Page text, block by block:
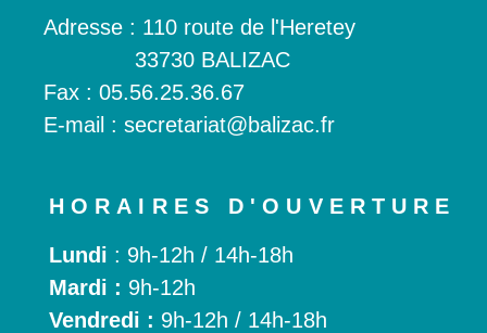
Adresse : 110 route de l'Heretey
33730 BALIZAC
Fax : 05.56.25.36.67
E-mail : secretariat@balizac.fr
HORAIRES D'OUVERTURE
Lundi : 9h-12h / 14h-18h
Mardi : 9h-12h
Vendredi : 9h-12h / 14h-18h